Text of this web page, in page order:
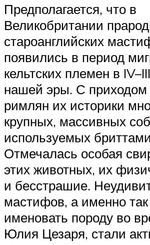
Предполагается, что в
Великобритании
староанглийских
появились в период
кельтских племен в
нашей эры. С приходом
римлян их историки
крупных, массивных
используемых
Отмечалась особая
этих животных, их
и бесстрашие.
мастифов, а именно так
именовать породу во
Юлия Цезаря, стали